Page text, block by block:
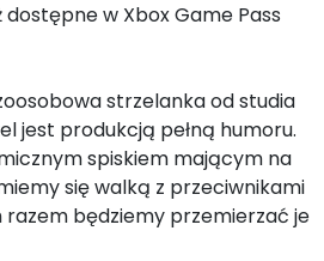
dostępne w Xbox Game Pass
strzelanka od studia
jest produkcją pełną humoru.
spiskiem mającym na
się walką z przeciwnikami
będziemy przemierzać je